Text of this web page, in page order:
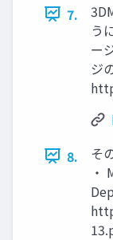
7.
う
ー
ジ
8.
そ
・